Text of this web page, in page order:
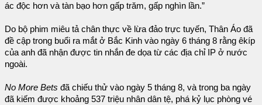
ác độc hơn và tàn bạo hơn gấp trăm, gấp nghìn lần.”
Do bộ phim miêu tả chân thực về lừa đảo trực tuyến, Thân Áo đã
đề cập trong buổi ra mắt ở Bắc Kinh vào ngày 6 tháng 8 rằng êkíp
của anh đã nhận được tin nhắn đe dọa từ các địa chỉ IP ở nước
ngoài.
No More Bets đã chiếu thử vào ngày 5 tháng 8, và trong ba ngày
đã kiếm được khoảng 537 triệu nhân dân tệ, phá kỷ lục phòng vé